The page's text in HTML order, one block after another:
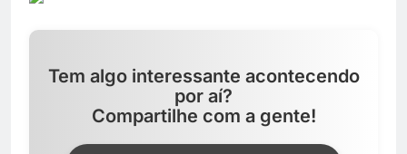
Tem algo interessante acontecendo
por aí?
Compartilhe com a gente!